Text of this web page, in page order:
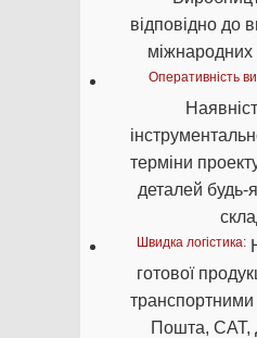
відповідно до
міжнародних
Оперативність
терміни
деталей будь-
Швидка логістика:
готової
Пошта, САТ,